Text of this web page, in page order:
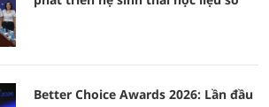
Better Choice Awards 2026: Lần đầu